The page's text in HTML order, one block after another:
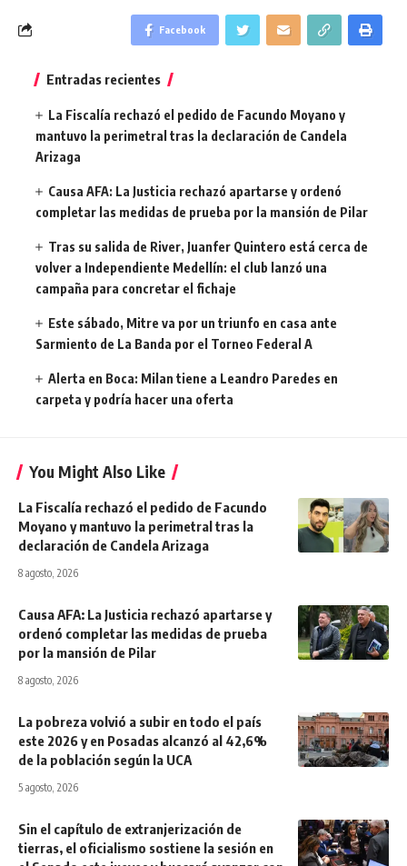
Facebook
Entradas recientes
La Fiscalía rechazó el pedido de Facundo Moyano y
mantuvo la perimetral tras la declaración de Candela
Arizaga
Causa AFA: La Justicia rechazó apartarse y ordenó
completar las medidas de prueba por la mansión de Pilar
Tras su salida de River, Juanfer Quintero está cerca de
volver a Independiente Medellín: el club lanzó una
campaña para concretar el fichaje
Este sábado, Mitre va por un triunfo en casa ante
Sarmiento de La Banda por el Torneo Federal A
Alerta en Boca: Milan tiene a Leandro Paredes en
carpeta y podría hacer una oferta
You Might Also Like
La Fiscalía rechazó el pedido de Facundo
Moyano y mantuvo la perimetral tras la
declaración de Candela Arizaga
8 agosto, 2026
Causa AFA: La Justicia rechazó apartarse y
ordenó completar las medidas de prueba
por la mansión de Pilar
8 agosto, 2026
La pobreza volvió a subir en todo el país
este 2026 y en Posadas alcanzó al 42,6%
de la población según la UCA
5 agosto, 2026
Sin el capítulo de extranjerización de
tierras, el oficialismo sostiene la sesión en